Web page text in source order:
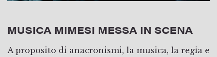
MUSICA MIMESI MESSA IN SCENA
A proposito di anacronismi, la musica, la regia e